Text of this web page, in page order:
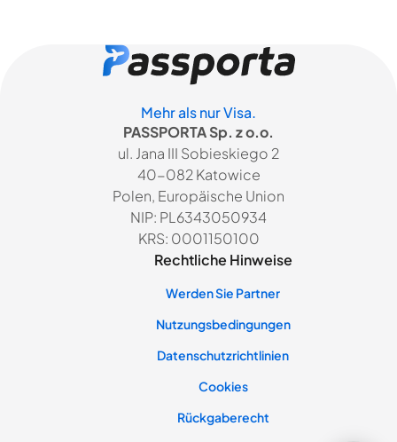
Mehr als nur Visa.
PASSPORTA Sp. z o.o.
ul. Jana III Sobieskiego 2
40-082 Katowice
Polen, Europäische Union
NIP: PL6343050934
KRS: 0001150100
Rechtliche Hinweise
Werden Sie Partner
Nutzungsbedingungen
Datenschutzrichtlinien
Cookies
Rückgaberecht